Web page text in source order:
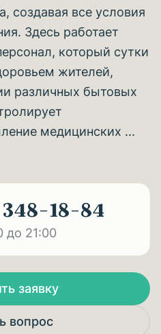
создавая все условия
Здесь работает
который сутки
жителей,
различных бытовых
медицинских ...
18-84
до 21:00
заявку
вопрос